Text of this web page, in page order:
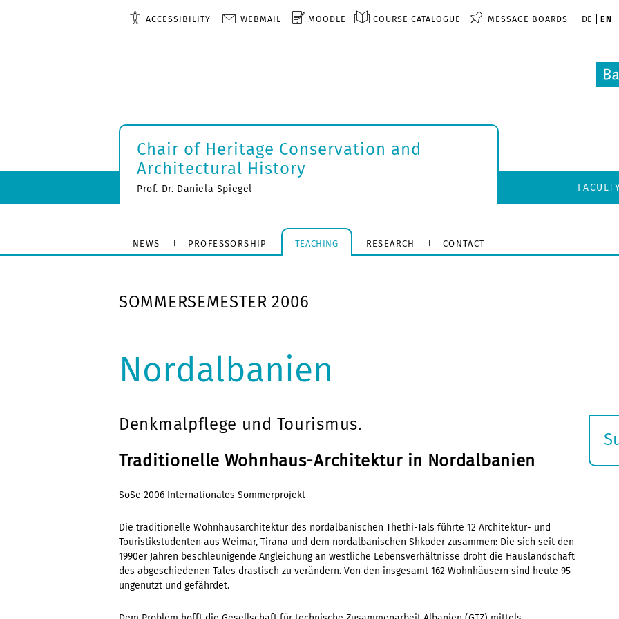
ACCESSIBILITY WEBMAIL MOODLE COURSE CATALOGUE MESSAGE BOARDS DE EN
Chair of Heritage Conservation and
Architectural History
Prof. Dr. Daniela Spiegel
NEWS PROFESSORSHIP TEACHING RESEARCH CONTACT
SOMMERSEMESTER 2006
Nordalbanien
Denkmalpflege und Tourismus.
Traditionelle Wohnhaus-Architektur in Nordalbanien
SoSe 2006 Internationales Sommerprojekt
Die traditionelle Wohnhausarchitektur des nordalbanischen Thethi-Tals führte 12 Architektur- und
Touristikstudenten aus Weimar, Tirana und dem nordalbanischen Shkoder zusammen: Die sich seit den
1990er Jahren beschleunigende Angleichung an westliche Lebensverhältnisse droht die Hauslandschaft
des abgeschiedenen Tales drastisch zu verändern. Von den insgesamt 162 Wohnhäusern sind heute 95
ungenutzt und gefährdet.